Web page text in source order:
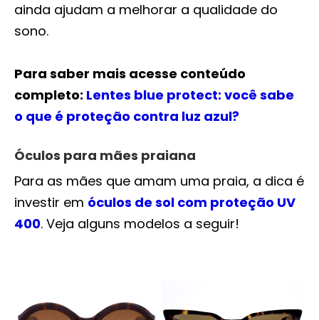
ainda ajudam a melhorar a qualidade do
sono.
Para saber mais acesse conteúdo
completo: Lentes blue protect: você sabe
o que é proteção contra luz azul?
Óculos para mães praiana
Para as mães que amam uma praia, a dica é
investir em óculos de sol com proteção UV
400. Veja alguns modelos a seguir!